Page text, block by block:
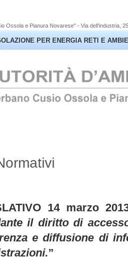
PER ENERGIA RETI E
Ossola e Pianura Novarese" - Via dell'industria,
14 marzo
il diritto di
e diffusione di
”